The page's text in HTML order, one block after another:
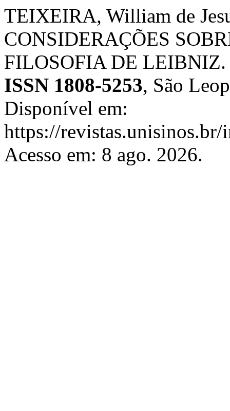
TEIXEIRA, William de
CONSIDERAÇÕES
FILOSOFIA DE
ISSN 1808-5253, São
Disponível em:
https://
Acesso em: 8 ago. 2026.